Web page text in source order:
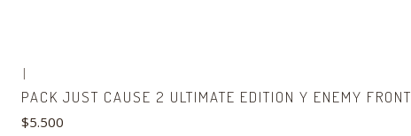
|
PACK JUST CAUSE 2 ULTIMATE EDITION Y ENEMY FRONT
$5.500